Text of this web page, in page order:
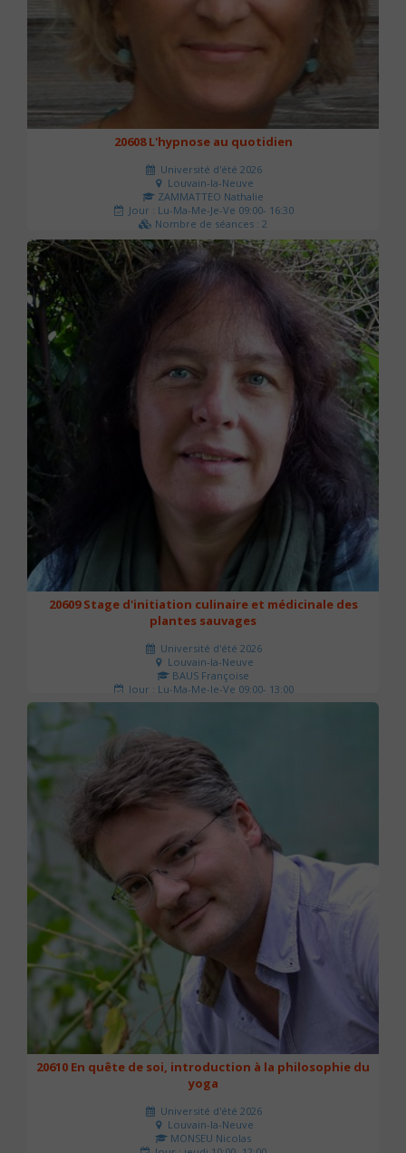
20608 L'hypnose au quotidien
Université d'été 2026
Louvain-la-Neuve
ZAMMATTEO Nathalie
Jour : Lu-Ma-Me-Je-Ve 09:00- 16:30
Nombre de séances : 2
140 €
20609 Stage d'initiation culinaire et médicinale des
plantes sauvages
Université d'été 2026
Louvain-la-Neuve
BAUS Françoise
Jour : Lu-Ma-Me-Je-Ve 09:00- 13:00
Nombre de séances : 3
20610 En quête de soi, introduction à la philosophie du
yoga
Université d'été 2026
Louvain-la-Neuve
MONSEU Nicolas